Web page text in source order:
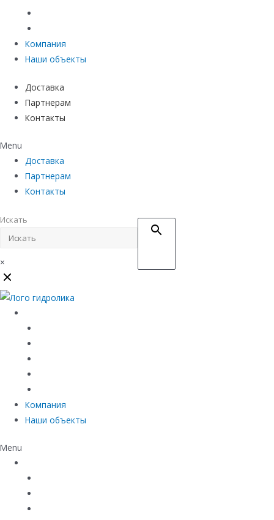
Компания
Наши объекты
Доставка
Партнерам
Контакты
Menu
Доставка
Партнерам
Контакты
Искать
×
Компания
Наши объекты
Menu